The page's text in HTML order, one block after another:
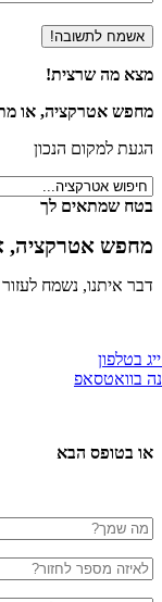
מה שרצית!
אטרקציה, או
למקום הנכון
שמתאים לך
אטרקציה, או
איתנו, נשמח לעזור
בטופס הבא